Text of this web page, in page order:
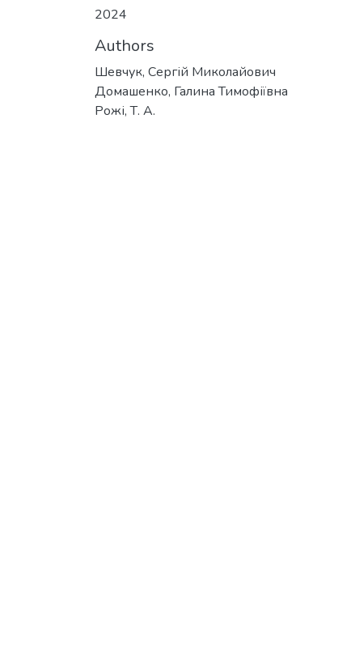
2024
Authors
Шевчук, Сергій Миколайович
Домашенко, Галина Тимофіївна
Рожі, Т. А.